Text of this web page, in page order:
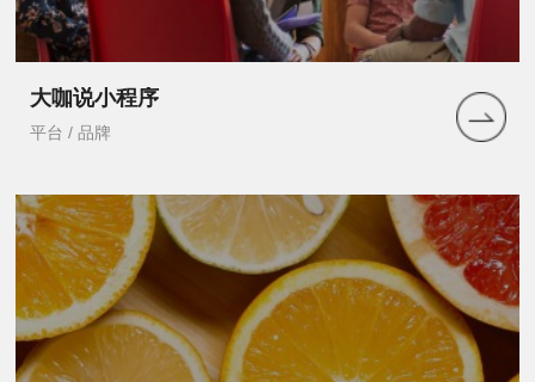
大咖说小程序
平台 / 品牌